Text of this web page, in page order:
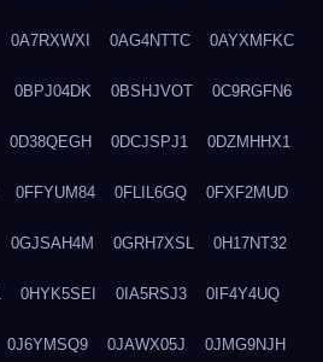
0A7RXWXI 0AG4NTTC 0AYXMFKC
0BPJ04DK 0BSHJVOT 0C9RGFN6
0D38QEGH 0DCJSPJ1 0DZMHHX1
0FFYUM84 0FLIL6GQ 0FXF2MUD
0GJSAH4M 0GRH7XSL 0H17NT32
0HYK5SEI 0IA5RSJ3 0IF4Y4UQ
0J6YMSQ9 0JAWX05J 0JMG9NJH